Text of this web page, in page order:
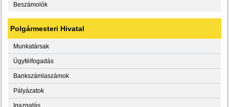
Beszámolók
Polgármesteri Hivatal
Munkatársak
Ügyfélfogadás
Bankszámlaszámok
Pályázatok
Igazgatás